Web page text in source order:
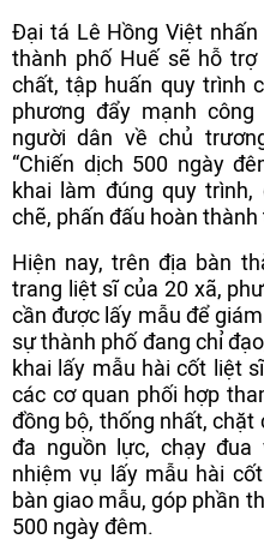
Đại tá Lê Hồng Việt
thành phố Huế sẽ hỗ
chất, tập huấn quy trình
phương đẩy mạnh
người dân về chủ
“Chiến dịch 500 ngày
khai làm đúng quy
chẽ, phấn đấu hoàn
Hiện nay, trên địa bàn
trang liệt sĩ của 20 xã,
cần được lấy mẫu để
sự thành phố đang chỉ
khai lấy mẫu hài cốt liệt
các cơ quan phối hợp
đồng bộ, thống nhất, chặt
đa nguồn lực, chạy
nhiệm vụ lấy mẫu hài
bàn giao mẫu, góp phần
500 ngày đêm.